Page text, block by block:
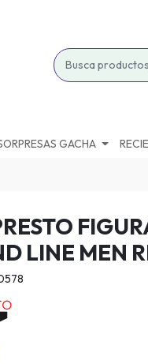
GACHA
LINE MEN